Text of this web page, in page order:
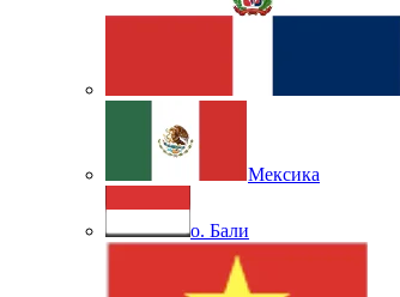
Мексика
о. Бали